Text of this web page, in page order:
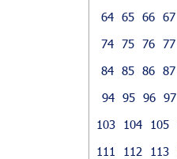
64 65 66 67
74 75 76 77
84 85 86 87
94 95 96 97
103
104 105
111
112 113